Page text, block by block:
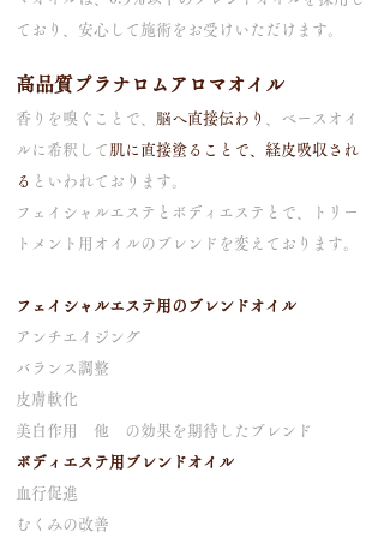
ており、安心して施術をお受けいただけます。
高品質プラナロムアロマオイル
香りを嗅ぐことで、 脳へ直接伝わり
、ベースオイ
ルに希釈して 肌に直接塗ることで、経皮吸収され
る といわれておりま す。
フェイシャルエステとボディエステとで、トリー
トメント用オイルのブレンドを変えております。
フェイシャルエステ用のブレンドオイル
アンチエイジング
バランス調整
皮膚軟化
美白作用 他 の効果を期待したブレンド
ボディエステ用ブレンドオイル
血行促進
むくみの改善